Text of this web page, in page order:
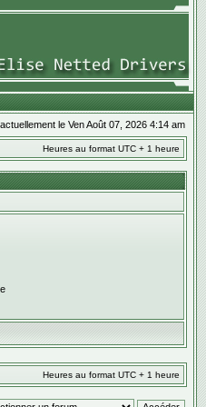
le Ven Août 07, 2026 4:14 am
Heures au format UTC + 1 heure
Heures au format UTC + 1 heure